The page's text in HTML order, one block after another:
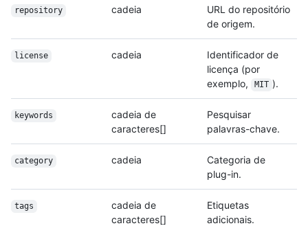
repository cadeia
URL do repositório
de origem.
license cadeia
Identificador de
licença (por
exemplo,
MIT ).
keywords
cadeia de
caracteres[]
Pesquisar
palavras-chave.
category cadeia
Categoria de
plug-in.
tags
cadeia de
caracteres[]
Etiquetas
adicionais.